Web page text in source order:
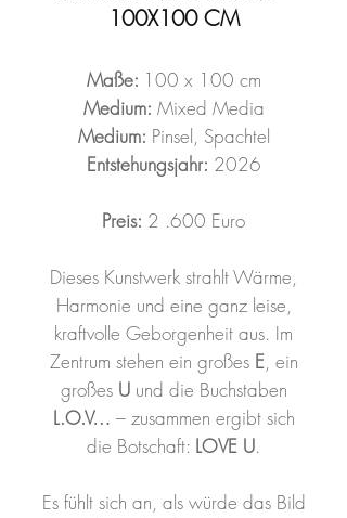
100X100 CM
Maße: 100 x 100 cm
Medium: Mixed Media
Medium: Pinsel, Spachtel
Entstehungsjahr: 2026
Preis: 2 .600 Euro
Dieses Kunstwerk strahlt Wärme,
Harmonie und eine ganz leise,
kraftvolle Geborgenheit aus. Im
Zentrum stehen ein großes E, ein
großes Uund die Buchstaben
L.O.V… – zusammen ergibt sich
die Botschaft: LOVE U.
Es fühlt sich an, als würde das Bild